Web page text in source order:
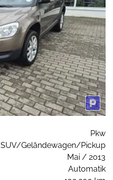
Pkw
SUV/Geländewagen/Pickup
Mai / 2013
Automatik